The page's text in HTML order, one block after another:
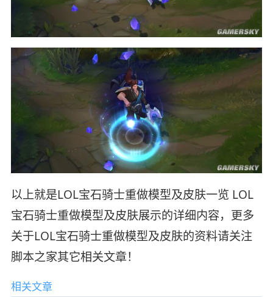
以上就是LOL宝石骑士重做模型及皮肤一览 LOL
宝石骑士重做模型及皮肤展示的详细内容，更多
关于LOL宝石骑士重做模型及皮肤的资料请关注
脚本之家其它相关文章！
相关文章